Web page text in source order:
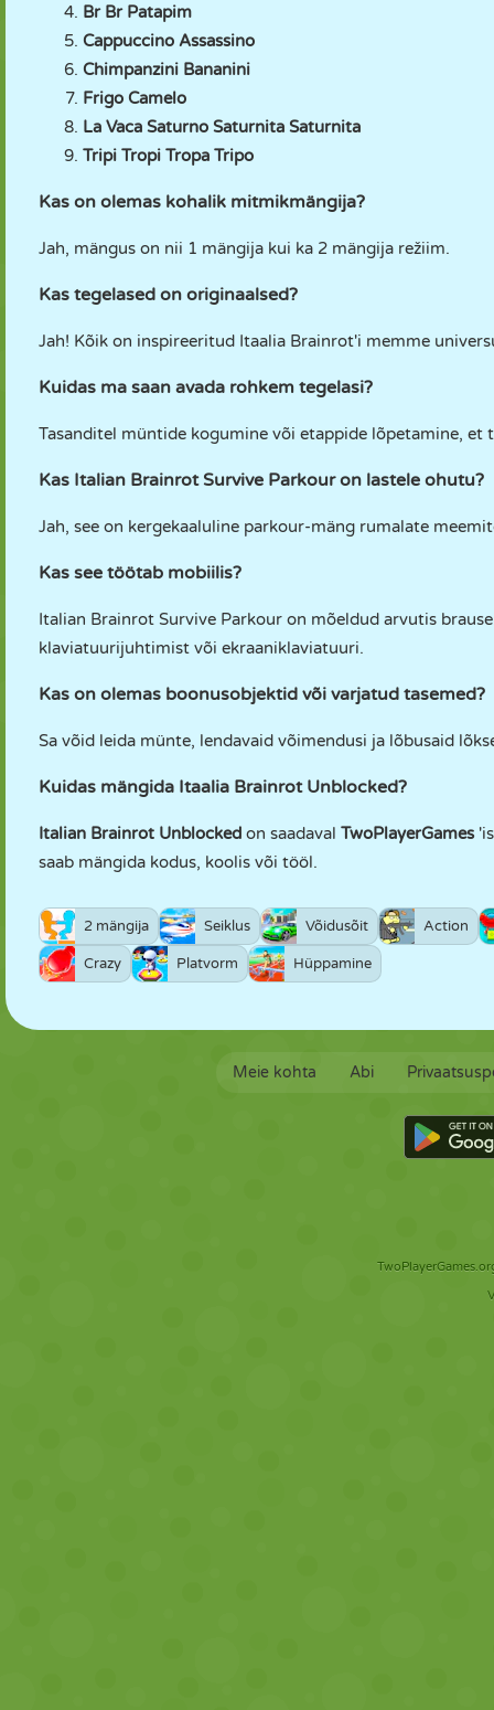
Br Br Patapim
Cappuccino Assassino
Chimpanzini Bananini
Frigo Camelo
La Vaca Saturno Saturnita Saturnita
Tripi Tropi Tropa Tripo
Kas on olemas kohalik mitmikmängija?
Jah, mängus on nii 1 mängija kui ka 2 mängija režiim.
Kas tegelased on originaalsed?
Jah! Kõik on inspireeritud Itaalia Brainrot'i memme
Kuidas ma saan avada rohkem tegelasi?
Tasanditel müntide kogumine või etappide lõpetamine, et
Kas Italian Brainrot Survive Parkour on lastele ohutu?
Jah, see on kergekaaluline parkour-mäng rumalate
Kas see töötab mobiilis?
Italian Brainrot Survive Parkour on mõeldud arvutis
klaviatuurijuhtimist või ekraaniklaviatuuri.
Kas on olemas boonusobjektid või varjatud tasemed?
Sa võid leida münte, lendavaid võimendusi ja lõbusaid
Kuidas mängida Itaalia Brainrot Unblocked?
Italian Brainrot Unblocked on saadaval TwoPlayerGames
saab mängida kodus, koolis või tööl.
2 mängija Seiklus Võidusõit Action
Crazy Platvorm Hüppamine
Meie kohta Abi